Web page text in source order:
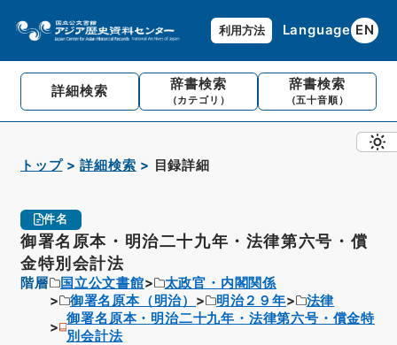
利用方法 Language EN
詳細検索 辞書検索
（カテゴリ）
辞書検索
（五十音順）
トップ 詳細検索 目録詳細
件名
御署名原本・明治二十九年・法律第六号・償
金特別会計法
階層 国立公文書館
太政官・内閣関係
御署名原本（明治）
明治２９年
法律
御署名原本・明治二十九年・法律第六号・償金特
別会計法